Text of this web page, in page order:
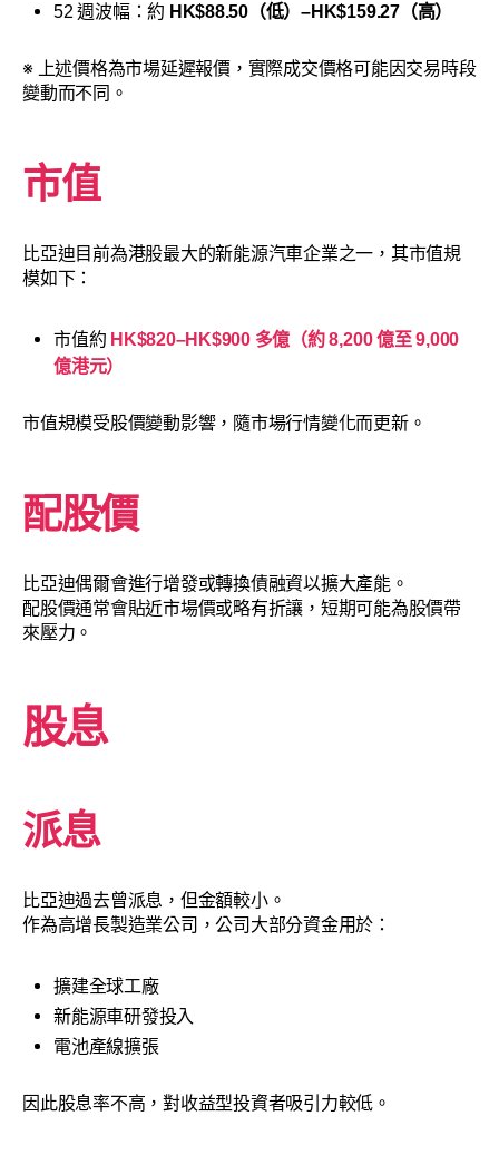
52 週波幅：約 HK$88.50（低）–HK$159.27（高）
※ 上述價格為市場延遲報價，實際成交價格可能因交易時段
變動而不同。
市值
比亞迪目前為港股最大的新能源汽車企業之一，其市值規
模如下：
市值約 HK$820–HK$900 多億（約 8,200 億至 9,000
億港元）
市值規模受股價變動影響，隨市場行情變化而更新。
配股價
比亞迪偶爾會進行增發或轉換債融資以擴大產能。
配股價通常會貼近市場價或略有折讓，短期可能為股價帶
來壓力。
股息
派息
比亞迪過去曾派息，但金額較小。
作為高增長製造業公司，公司大部分資金用於：
擴建全球工廠
新能源車研發投入
電池產線擴張
因此股息率不高，對收益型投資者吸引力較低。